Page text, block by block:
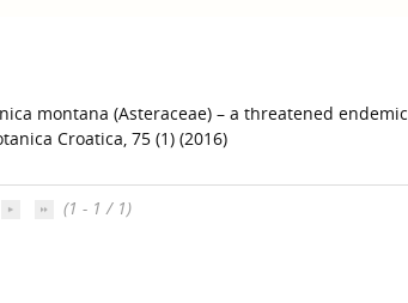
montana (Asteraceae) – a threatened endemic
Croatica, 75 (1) (2016)
(1 - 1 / 1)